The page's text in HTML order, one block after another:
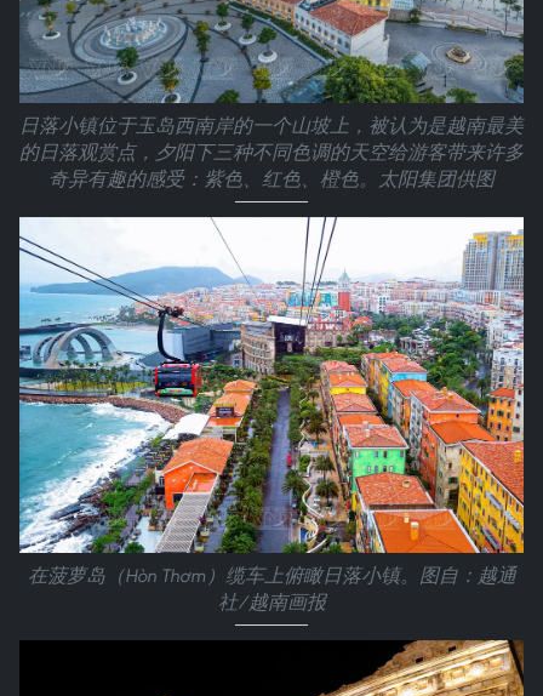
日落小镇位于玉岛西南岸的一个山坡上，被认为是越南最美
的日落观赏点，夕阳下三种不同色调的天空给游客带来许多
奇异有趣的感受：紫色、红色、橙色。太阳集团供图
在菠萝岛（Hòn Thơm）缆车上俯瞰日落小镇。图自：越通
社/越南画报